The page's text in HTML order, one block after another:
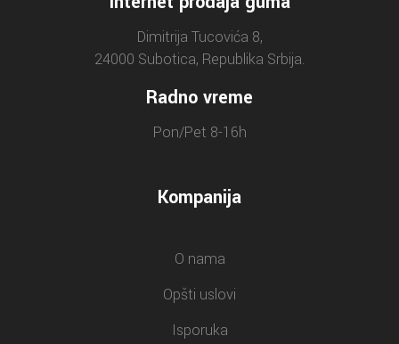
Dimitrija Tucovića 8,
24000 Subotica, Republika Srbija.
Radno vreme
Pon/Pet 8-16h
Kompanija
O nama
Opšti uslovi
Isporuka